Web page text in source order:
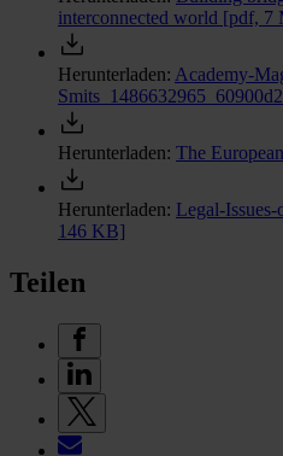
interconnected world [pdf, 7
Herunterladen: Academy-
Herunterladen: The
Herunterladen: Legal-
146 KB]
Teilen